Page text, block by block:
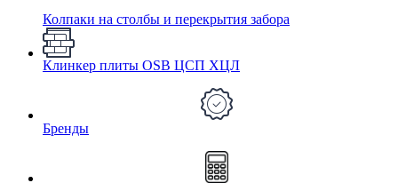
Колпаки на столбы и перекрытия забора
Клинкер плиты OSB ЦСП ХЦЛ
Бренды